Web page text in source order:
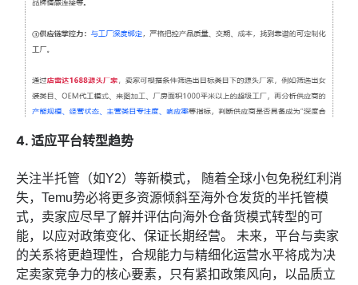
4. 适应平台转型趋势
关注半托管（如Y2）等新模式， 随着全球小包免税红利消
失，Temu势必将更多资源倾斜至海外仓发货的半托管模
式，卖家应尽早了解并评估向海外仓备货模式转型的可
能，以应对政策变化、保证长期经营。 未来，平台与卖家
的关系将更趋理性，合规能力与精细化运营水平将成为决
定卖家竞争力的核心要素，只有紧扣政策风向，以品质立